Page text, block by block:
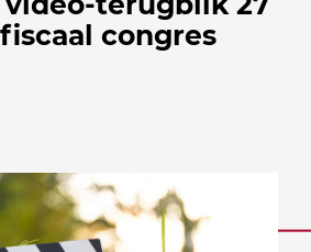
congres